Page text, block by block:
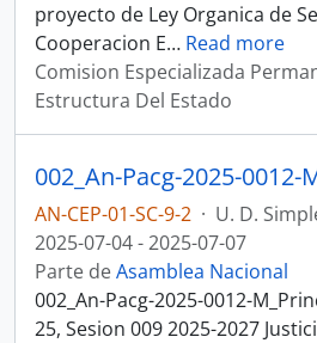
proyecto de Ley Organica de
Cooperacion E… Read more
Comision Especializada
Estructura Del Estado
AN-CEP-01-SC-9-2 · U. D.
2025-07-04 - 2025-07-07
Parte deAsamblea Nacional
002_An-Pacg-2025-0012-
25, Sesion 009 2025-2027